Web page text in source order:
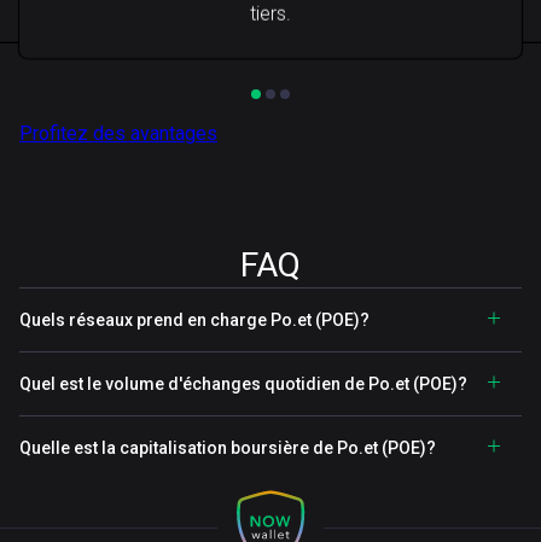
tiers.
Profitez des avantages
FAQ
Quels réseaux prend en charge Po.et (POE)?
Quel est le volume d'échanges quotidien de Po.et (POE)?
Quelle est la capitalisation boursière de Po.et (POE)?